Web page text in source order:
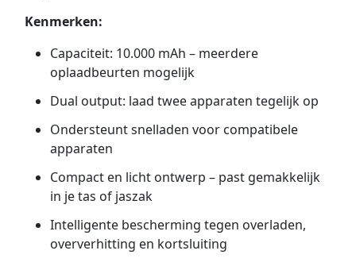
Kenmerken:
Capaciteit: 10.000 mAh – meerdere
oplaadbeurten mogelijk
Dual output: laad twee apparaten tegelijk op
Ondersteunt snelladen voor compatibele
apparaten
Compact en licht ontwerp – past gemakkelijk
in je tas of jaszak
Intelligente bescherming tegen overladen,
oververhitting en kortsluiting